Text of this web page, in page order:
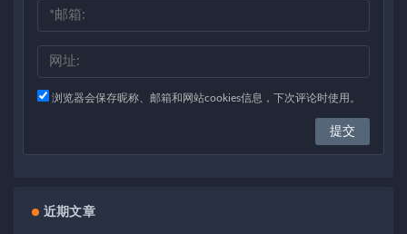
浏览器会保存昵称、邮箱和网站cookies信息，下次评论时使用。
近期文章